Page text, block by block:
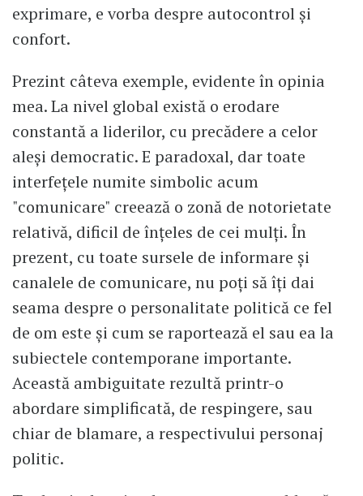
exprimare, e vorba despre autocontrol și
confort.
Prezint câteva exemple, evidente în opinia
mea. La nivel global există o erodare
constantă a liderilor, cu precădere a celor
aleși democratic. E paradoxal, dar toate
interfețele numite simbolic acum
"comunicare" creează o zonă de notorietate
relativă, dificil de înțeles de cei mulți. În
prezent, cu toate sursele de informare şi
canalele de comunicare, nu poți să îți dai
seama despre o personalitate politică ce fel
de om este și cum se raportează el sau ea la
subiectele contemporane importante.
Această ambiguitate rezultă printr-o
abordare simplificată, de respingere, sau
chiar de blamare, a respectivului personaj
politic.